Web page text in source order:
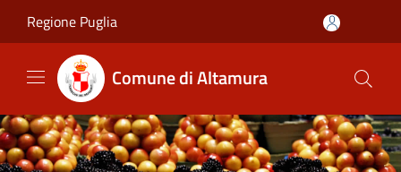
Regione Puglia
Comune di Altamura